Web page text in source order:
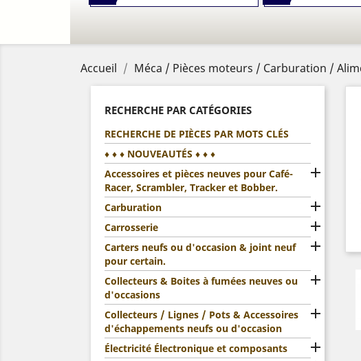
Accueil Méca / Pièces moteurs / Carburation /
RECHERCHE PAR CATÉGORIES
RECHERCHE DE PIÈCES PAR MOTS CLÉS
♦ ♦ ♦ NOUVEAUTÉS ♦ ♦ ♦
Accessoires et pièces neuves pour Café-
Racer, Scrambler, Tracker et Bobber.

Carburation 
Carrosserie 
Carters neufs ou d'occasion & joint neuf
pour certain.

Collecteurs & Boites à fumées neuves ou
d'occasions

Collecteurs / Lignes / Pots & Accessoires
d'échappements neufs ou d'occasion

Électricité Électronique et composants 